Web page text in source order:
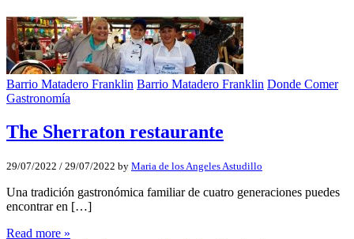
Barrio Matadero Franklin Barrio Matadero Franklin Donde Comer
Gastronomía
The Sherraton restaurante
29/07/2022 / 29/07/2022 by Maria de los Angeles Astudillo
Una tradición gastronómica familiar de cuatro generaciones puedes
encontrar en […]
Read more »